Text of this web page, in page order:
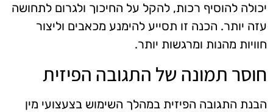
יכולה להוסיף רכות, להקל על החיכוך ולגרום לתחושה
עזה יותר. הכנה זו תסייע להימנע מכאבים וליצור
חוויות מהנות ומרגשות יותר.
חוסר תמונה של התגובה הפיזית
הבנת התגובה הפיזית במהלך השימוש בצעצועי מין